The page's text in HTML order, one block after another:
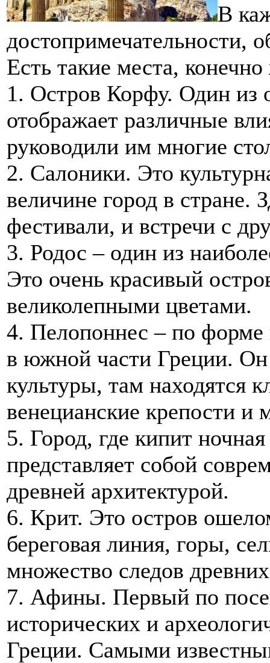
В
достопримечательности,
Есть такие места,
1. Остров Корфу. Один из
отображает различные
руководили им многие
2. Салоники. Это
величине город в стране.
фестивали, и встречи с
3. Родос – один из
Это очень красивый
великолепными цветами.
4. Пелопоннес – по
в южной части Греции. Он
культуры, там находятся
венецианские крепости и
5. Город, где кипит
представляет собой
древней архитектурой.
6. Крит. Это остров
береговая линия, горы,
множество следов
7. Афины. Первый по
исторических и
Греции. Самыми